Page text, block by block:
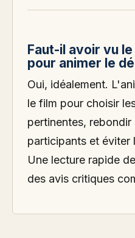
Faut-il avoir vu
pour animer le
Oui, idéalement.
le film pour choisir
pertinentes,
participants et éviter
Une lecture rapide
des avis critiques